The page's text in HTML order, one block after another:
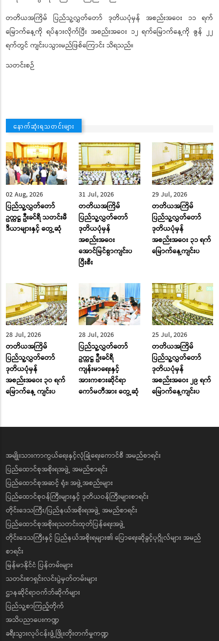
တတိယအကြိမ် ပြည်သူ့လွှတ်တော် ဒုတိယပုံမှန် အစည်းအဝေး ၁၁ ရက်
မြောက်နေ့ကို ရပ်နားလိုက်ပြီး အစည်းအဝေး ၁၂ ရက်မြောက်နေ့ကို ဇွန် ၂၂
ရက်တွင် ကျင်းပသွားမည်ဖြစ်ကြောင်း သိရသည်။
သတင်းစဉ်
နောက်ဆုံးရသတင်းများ
02 Aug, 2026
ပြည်သူ့လွှတ်တော်
ဥက္ကဋ္ဌ ဦးခင်ရီ သတင်းမီ
ဒီယာများနှင့် တွေ့ဆုံ
31 Jul, 2026
တတိယအကြိမ်
ပြည်သူ့လွှတ်တော်
ဒုတိယပုံမှန်
အစည်းအဝေး
အောင်မြင်စွာကျင်းပ
ပြီးစီး
29 Jul, 2026
တတိယအကြိမ်
ပြည်သူ့လွှတ်တော်
ဒုတိယပုံမှန်
အစည်းအဝေး ၃၁ ရက်
မြောက်နေ့ကျင်းပ
28 Jul, 2026
တတိယအကြိမ်
ပြည်သူ့လွှတ်တော်
ဒုတိယပုံမှန်
အစည်းအဝေး ၃၀ ရက်
မြောက်နေ့ ကျင်းပ
28 Jul, 2026
ပြည်သူ့လွှတ်တော်
ဥက္ကဋ္ဌ ဦးခင်ရီ
ကျန်းမာရေးနှင့်
အားကစားဆိုင်ရာ
ကော်မတီအား တွေ့ဆုံ
25 Jul, 2026
တတိယအကြိမ်
ပြည်သူ့လွှတ်တော်
ဒုတိယပုံမှန်
အစည်းအဝေး ၂၉ ရက်
မြောက်နေ့ကျင်းပ
အမျိုးသားကာကွယ်ရေးနှင့်လုံခြုံရေးကောင်စီ အမည်စာရင်း
ပြည်ထောင်စုအစိုးရအဖွဲ့ အမည်စာရင်း
ပြည်ထောင်စုအဆင့် ရုံး၊ အဖွဲ့အစည်းများ
ပြည်ထောင်စုဝန်ကြီးများနှင့် ဒုတိယဝန်ကြီးများစာရင်း
တိုင်းဒေသကြီး/ပြည်နယ်အစိုးရအဖွဲ့ အမည်စာရင်း
ပြည်ထောင်စုအစိုးရသတင်းထုတ်ပြန်ရေးအဖွဲ့
တိုင်းဒေသကြီးနှင့် ပြည်နယ်အစိုးရများ၏ ပြောရေးဆိုခွင့်ပုဂ္ဂိုလ်များ အမည်
စာရင်း
မြန်မာနိုင်ငံ ပြန်တမ်းများ
သတင်းစာရှင်းလင်းပွဲမှတ်တမ်းများ
ဌာနဆိုင်ရာဝက်ဘ်ဆိုက်များ
ပြည်သူ့စာကြည့်တိုက်
အသိပညာပေးကဏ္ဍ
ခရီးသွားလုပ်ငန်းဖွံ့ဖြိုးတိုးတက်မှုကဏ္ဍ